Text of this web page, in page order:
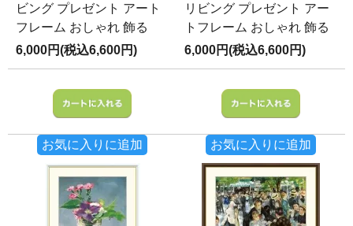
ビング プレゼント アート
フレーム おしゃれ 飾る
6,000円(税込6,600円)
お気に入りに追加
リビング プレゼント アー
トフレーム おしゃれ 飾る
6,000円(税込6,600円)
お気に入りに追加